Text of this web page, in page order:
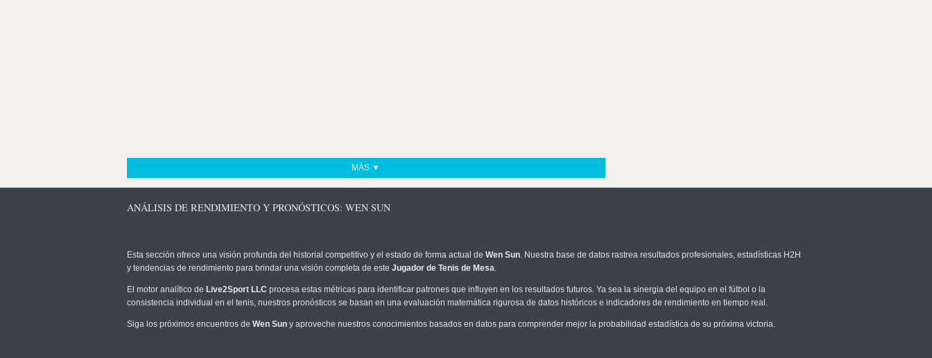
MÁS ▼
ANÁLISIS DE RENDIMIENTO Y PRONÓSTICOS: WEN SUN
Esta sección ofrece una visión profunda del historial competitivo y el estado de forma actual de Wen Sun. Nuestra base de datos rastrea resultados profesionales, estadísticas H2H
y tendencias de rendimiento para brindar una visión completa de este Jugador de Tenis de Mesa.
El motor analítico de Live2Sport LLC procesa estas métricas para identificar patrones que influyen en los resultados futuros. Ya sea la sinergia del equipo en el fútbol o la
consistencia individual en el tenis, nuestros pronósticos se basan en una evaluación matemática rigurosa de datos históricos e indicadores de rendimiento en tiempo real.
Siga los próximos encuentros de Wen Sun y aproveche nuestros conocimientos basados en datos para comprender mejor la probabilidad estadística de su próxima victoria.